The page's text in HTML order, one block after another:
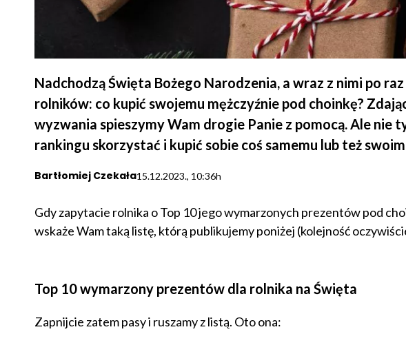
Nadchodzą Święta Bożego Narodzenia, a wraz z nimi po
rolników: co kupić swojemu mężczyźnie pod choinkę?
wyzwania spieszymy Wam drogie Panie z pomocą. Ale nie
rankingu skorzystać i kupić sobie coś samemu lub też
Bartłomiej Czekała15.12.2023., 10:36h
Gdy zapytacie rolnika o Top 10 jego wymarzonych prezentów pod
wskaże Wam taką listę, którą publikujemy poniżej (kolejność
Top 10 wymarzony prezentów dla rolnika na Święta
Zapnijcie zatem pasy i ruszamy z listą. Oto ona: